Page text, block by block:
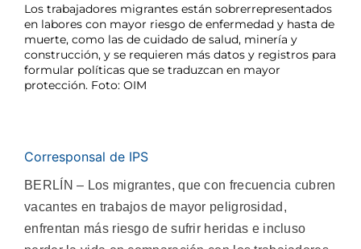
Los trabajadores migrantes están sobrerrepresentados
en labores con mayor riesgo de enfermedad y hasta de
muerte, como las de cuidado de salud, minería y
construcción, y se requieren más datos y registros para
formular políticas que se traduzcan en mayor
protección. Foto: OIM
Corresponsal de IPS
BERLÍN – Los migrantes, que con frecuencia cubren
vacantes en trabajos de mayor peligrosidad,
enfrentan más riesgo de sufrir heridas e incluso